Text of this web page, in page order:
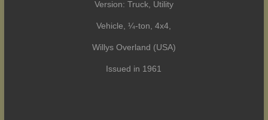
Version: Truck, Utility
Vehicle, ¼-ton, 4x4,
Willys Overland (USA)
Issued in 1961